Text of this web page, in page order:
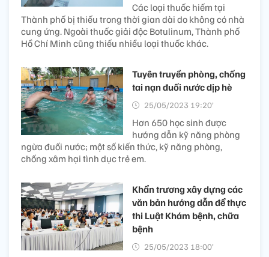
Các loại thuốc hiếm tại
Thành phố bị thiếu trong thời gian dài do không có nhà
cung ứng. Ngoài thuốc giải độc Botulinum, Thành phố
Hồ Chí Minh cũng thiếu nhiều loại thuốc khác.
Tuyên truyền phòng, chống
tai nạn đuối nước dịp hè
25/05/2023 19:20’
Hơn 650 học sinh được
hướng dẫn kỹ năng phòng
ngừa đuối nước; một số kiến thức, kỹ năng phòng,
chống xâm hại tình dục trẻ em.
Khẩn trương xây dựng các
văn bản hướng dẫn để thực
thi Luật Khám bệnh, chữa
bệnh
25/05/2023 18:00’